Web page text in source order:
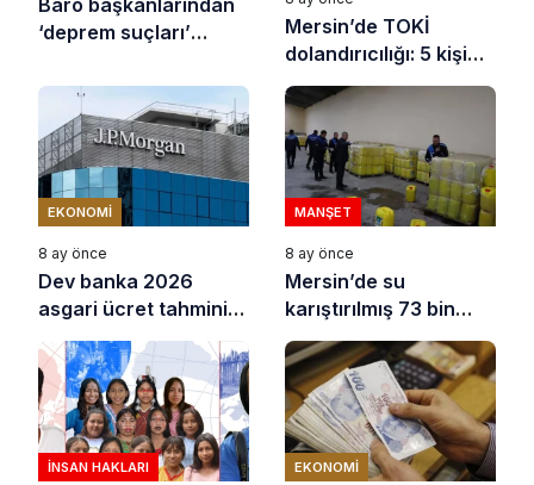
‘deprem suçları’
Mersin’de TOKİ
dolandırıcılığı: 5 kişi
tutuklandı
EKONOMI
8 ay önce
Dev banka 2026
asgari ücret tahminini
açıkladı
MANŞET
8 ay önce
Mersin’de su
karıştırılmış 73 bin
litre sıvı yağ ele
geçirildi
İNSAN HAKLARI EKONOMI